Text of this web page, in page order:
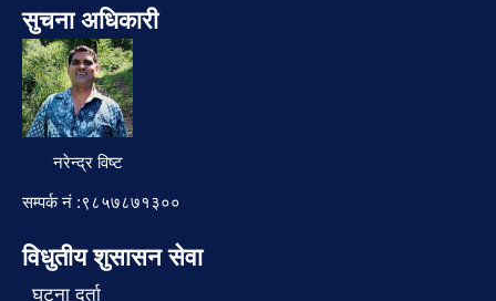
सुचना अधिकारी
नरेन्द्र विष्ट
सम्पर्क नं :९८५७८७१३००
विधुतीय शुसासन सेवा
घटना दर्ता